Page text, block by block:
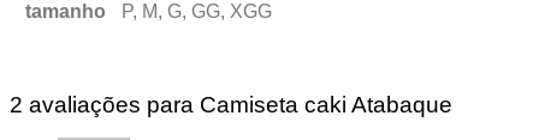
tamanho P, M, G, GG, XGG
2 avaliações para Camiseta caki Atabaque